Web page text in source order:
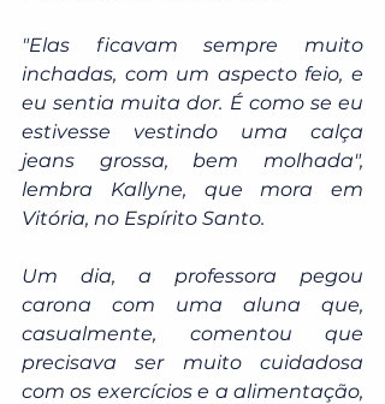
"Elas ficavam sempre muito
inchadas, com um aspecto feio, e
eu sentia muita dor. É como se eu
estivesse vestindo uma calça
jeans grossa, bem molhada",
lembra Kallyne, que mora em
Vitória, no Espírito Santo.
Um dia, a professora pegou
carona com uma aluna que,
casualmente, comentou que
precisava ser muito cuidadosa
com os exercícios e a alimentação,